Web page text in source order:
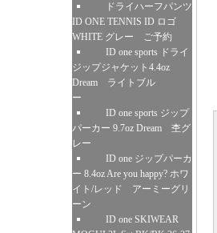
ドライハーフパンツ
ID ONE TENNIS ID ロゴ
WHITE グレー ご予約
ID one sports ドライ
ジップジャケット4.4oz
Dream ライトブル
ー
ID one sports ジップ
パーカー 9.7oz Dream 杢グ
レー
ID one ジップパーカ
ー 8.4oz Are you happy? ホワ
イト/レッド アーミーグリ
ーン
ID one SKIWEAR